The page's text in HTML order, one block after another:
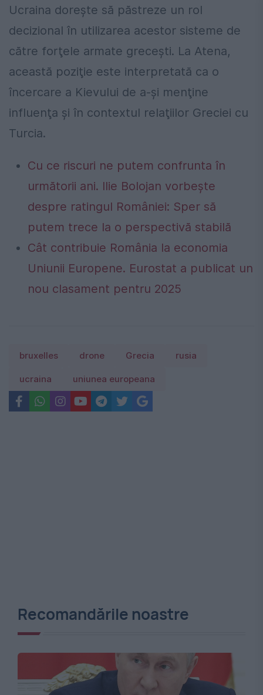
Ucraina doreşte să păstreze un rol
decizional în utilizarea acestor sisteme de
către forţele armate greceşti. La Atena,
această poziţie este interpretată ca o
încercare a Kievului de a-şi menţine
influenţa şi în contextul relaţiilor Greciei cu
Turcia.
Cu ce riscuri ne putem confrunta în
următorii ani. Ilie Bolojan vorbește
despre ratingul României: Sper să
putem trece la o perspectivă stabilă
Cât contribuie România la economia
Uniunii Europene. Eurostat a publicat un
nou clasament pentru 2025
bruxelles drone Grecia rusia
ucraina uniunea europeana
Recomandările noastre